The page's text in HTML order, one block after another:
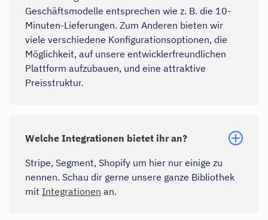
Geschäftsmodelle entsprechen wie z. B. die 10-
Minuten-Lieferungen. Zum Anderen bieten wir
viele verschiedene Konfigurationsoptionen, die
Möglichkeit, auf unsere entwicklerfreundlichen
Plattform aufzubauen, und eine attraktive
Preisstruktur.
Welche Integrationen bietet ihr an?
Stripe, Segment, Shopify um hier nur einige zu
nennen. Schau dir gerne unsere ganze Bibliothek
mit Integrationen an.